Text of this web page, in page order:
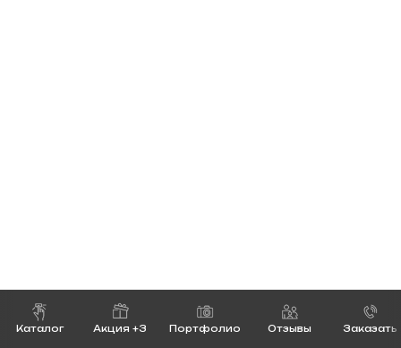
Каталог Акция +3 Портфолио Отзывы Заказать